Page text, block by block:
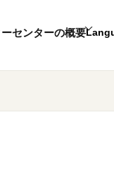
センターの概要
ご利用案内